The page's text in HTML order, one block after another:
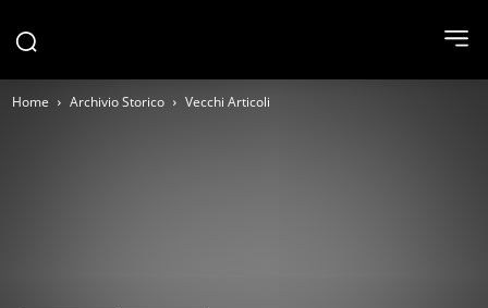
Home Archivio Storico Vecchi Articoli